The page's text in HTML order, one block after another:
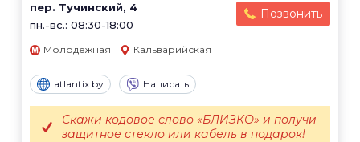
пер. Тучинский, 4
пн.-вс.: 08:30-18:00
Позвонить
Молодежная Кальварийская
atlantix.by Написать
Скажи кодовое слово «БЛИЗКО» и получи
защитное стекло или кабель в подарок!